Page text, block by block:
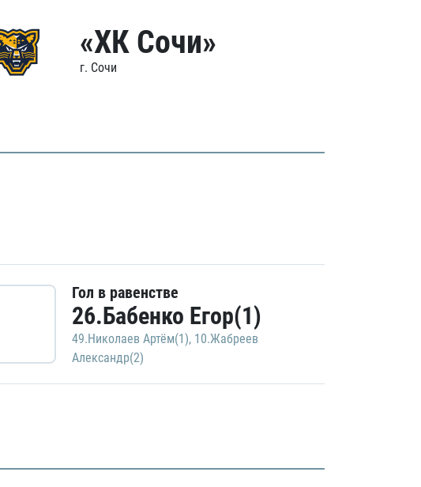
«ХК Сочи»
г. Сочи
Гол в равенстве
26.Бабенко Егор(1)
49.Николаев Артём(1), 10.Жабреев
Александр(2)